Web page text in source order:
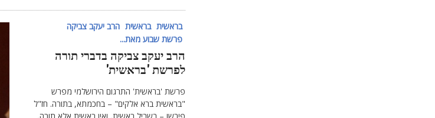
בראשית בראשית הרב יעקב צביקה
פרשת שבוע מאת...
הרב יעקב צביקה בדברי תורה
לפרשת 'בראשית'
פרשת 'בראשית' התרגום הירושלמי מפרש
"בראשית ברא אלקים" – בחכמתא, בתורה. חז"ל